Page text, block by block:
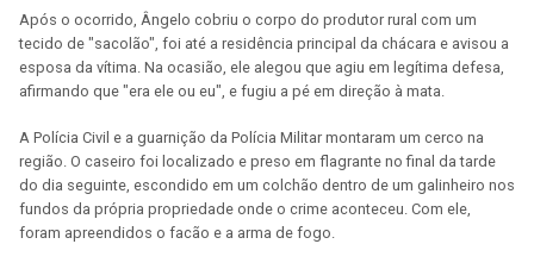
Após o ocorrido, Ângelo cobriu o corpo do produtor rural com um
tecido de "sacolão", foi até a residência principal da chácara e avisou a
esposa da vítima. Na ocasião, ele alegou que agiu em legítima defesa,
afirmando que "era ele ou eu", e fugiu a pé em direção à mata.
A Polícia Civil e a guarnição da Polícia Militar montaram um cerco na
região. O caseiro foi localizado e preso em flagrante no final da tarde
do dia seguinte, escondido em um colchão dentro de um galinheiro nos
fundos da própria propriedade onde o crime aconteceu. Com ele,
foram apreendidos o facão e a arma de fogo.